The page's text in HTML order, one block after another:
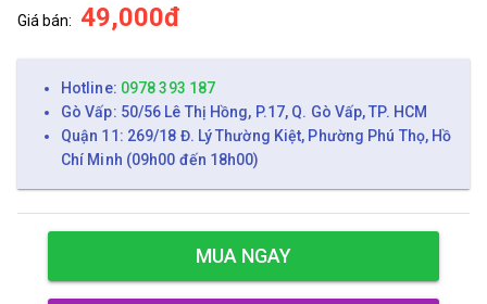
Giá bán: 49,000đ
Hotline: 0978 393 187
Gò Vấp: 50/56 Lê Thị Hồng, P.17, Q. Gò Vấp, TP. HCM
Quận 11: 269/18 Đ. Lý Thường Kiệt, Phường Phú Thọ, Hồ
Chí Minh (09h00 đến 18h00)
MUA NGAY